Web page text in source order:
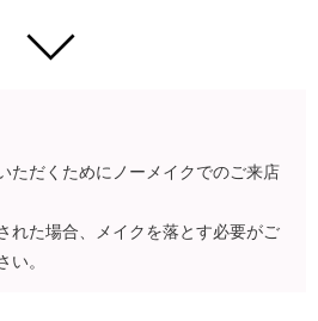
ただくためにノーメイクでのご来店
れた場合、メイクを落とす必要がご
。